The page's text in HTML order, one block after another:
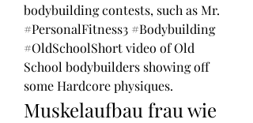
bodybuilding contests, such as Mr.
#PersonalFitness3 #Bodybuilding
#OldSchoolShort video of Old
School bodybuilders showing off
some Hardcore physiques.
Muskelaufbau frau wie